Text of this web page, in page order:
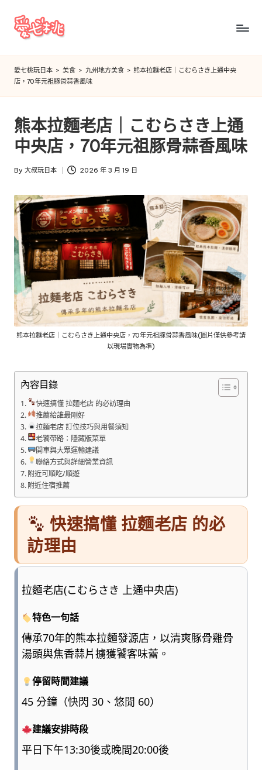
Skip
愛
七
桃
玩
日
本
愛七桃玩日本 > 美食 > 九州地方美食 > 熊本拉麵老店｜こむらさき上通中央
店，70年元祖豚骨蒜香風味
熊本拉麵老店｜こむらさき上通
中央店，70年元祖豚骨蒜香風味
Posted
By 大叔玩日本 2026 年 3 月 19 日
熊本拉麵老店｜こむらさき上通中央店，70年元祖豚骨蒜香風味(圖片僅供參考請
以現場實物為準)
內容目錄
快速搞懂 拉麵老店 的必訪理由
推薦給誰最剛好
拉麵老店 訂位技巧與用餐須知
老饕帶路：隱藏版菜單
開車與大眾運輸建議
聯絡方式與詳細營業資訊
附近可順吃/順遊
附近住宿推薦
快速搞懂 拉麵老店 的必
訪理由
拉麵老店(こむらさき 上通中央店)
特色一句話
傳承70年的熊本拉麵發源店，以清爽豚骨雞骨
湯頭與焦香蒜片擄獲饕客味蕾。
停留時間建議
45 分鐘（快閃 30、悠閒 60）
建議安排時段
平日下午13:30後或晚間20:00後